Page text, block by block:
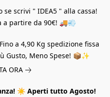
scrivi " IDEA5 " alla cassa!
a partire da 90€! 🚚💨
a 4,90 Kg spedizione fissa
Gusto, Meno Spese! 📦✨
ORA
☀️ Aperti tutto Agosto!